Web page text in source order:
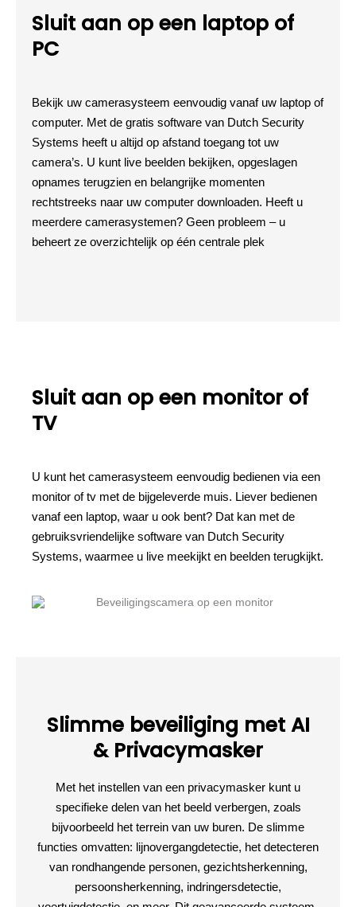
Sluit aan op een laptop of
PC
Bekijk uw camerasysteem eenvoudig vanaf uw laptop of
computer. Met de gratis software van Dutch Security
Systems heeft u altijd op afstand toegang tot uw
camera’s. U kunt live beelden bekijken, opgeslagen
opnames terugzien en belangrijke momenten
rechtstreeks naar uw computer downloaden. Heeft u
meerdere camerasystemen? Geen probleem – u
beheert ze overzichtelijk op één centrale plek
Sluit aan op een monitor of
TV
U kunt het camerasysteem eenvoudig bedienen via een
monitor of tv met de bijgeleverde muis. Liever bedienen
vanaf een laptop, waar u ook bent? Dat kan met de
gebruiksvriendelijke software van Dutch Security
Systems, waarmee u live meekijkt en beelden terugkijkt.
Slimme beveiliging met AI
& Privacymasker
Met het instellen van een privacymasker kunt u
specifieke delen van het beeld verbergen, zoals
bijvoorbeeld het terrein van uw buren. De slimme
functies omvatten: lijnovergangdetectie, het detecteren
van rondhangende personen, gezichtsherkenning,
persoonsherkenning, indringersdetectie,